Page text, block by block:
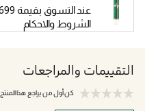
الشروط والاحكام
التقييمات والمراجعات
كن أول من يراجع هذا المنتج